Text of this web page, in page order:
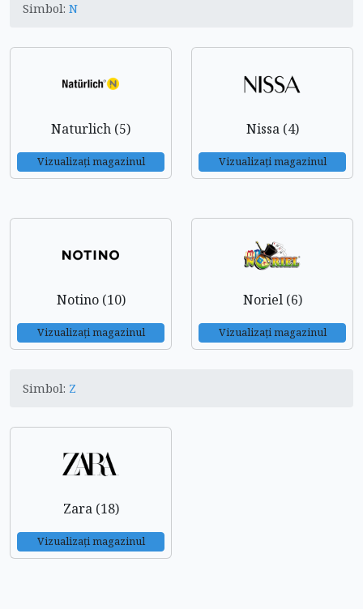
Simbol: N
Naturlich (5)
Vizualizați magazinul
Nissa (4)
Vizualizați magazinul
Notino (10)
Vizualizați magazinul
Noriel (6)
Vizualizați magazinul
Simbol: Z
Zara (18)
Vizualizați magazinul